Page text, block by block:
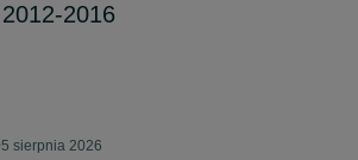
2016
sierpnia 2026